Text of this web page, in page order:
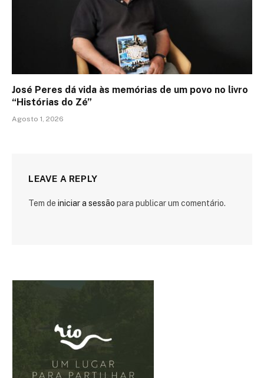
José Peres dá vida às memórias de um povo no livro
“Histórias do Zé”
Agosto 1, 2026
LEAVE A REPLY
Tem de iniciar a sessão para publicar um comentário.